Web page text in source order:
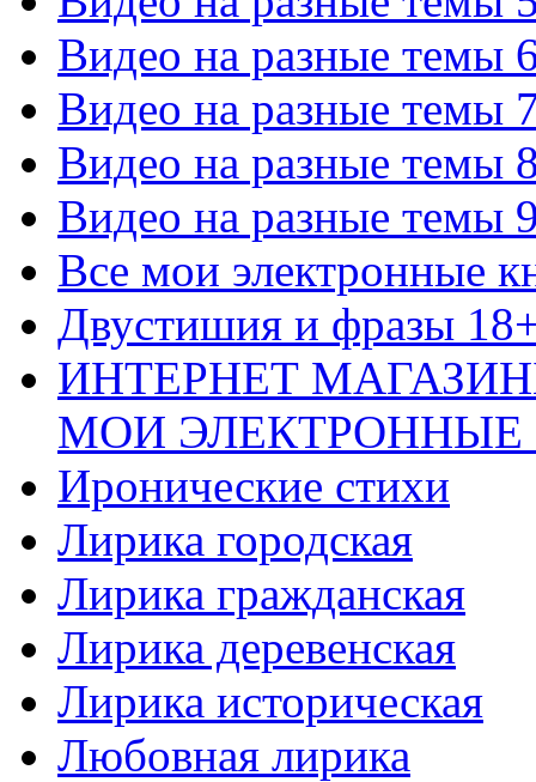
Видео на разные темы
Видео на разные темы
Видео на разные темы
Видео на разные темы
Все мои электронные
Двустишия и фразы
ИНТЕРНЕТ
МОИ ЭЛЕКТРОННЫЕ
Иронические стихи
Лирика городская
Лирика гражданская
Лирика деревенская
Лирика историческая
Любовная лирика